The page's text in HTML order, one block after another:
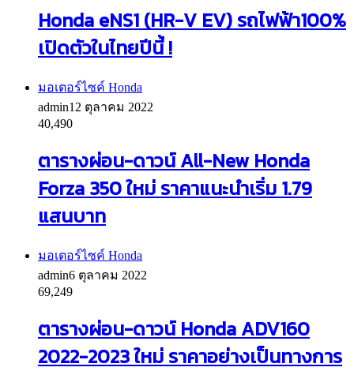
Honda eNS1 (HR-V EV) รถไฟฟ้า100%
เปิดตัวในไทยปีนี้ !
มอเตอร์ไซค์ Honda
admin12 ตุลาคม 2022
40,490
ตารางผ่อน-ดาวน์ All-New Honda
Forza 350 ใหม่ ราคาแนะนำเริ่ม 1.79
แสนบาท
มอเตอร์ไซค์ Honda
admin6 ตุลาคม 2022
69,249
ตารางผ่อน-ดาวน์ Honda ADV160
2022-2023 ใหม่ ราคาอย่างเป็นทางการ